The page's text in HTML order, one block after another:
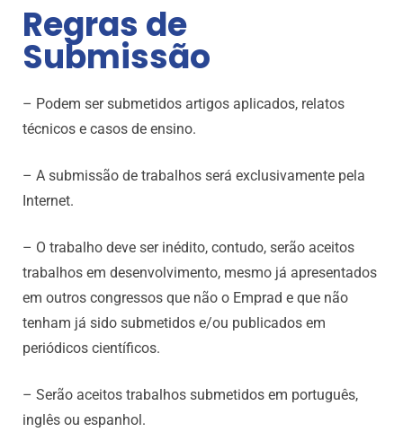
Regras de
Submissão
– Podem ser submetidos artigos aplicados, relatos
técnicos e casos de ensino.
– A submissão de trabalhos será exclusivamente pela
Internet.
– O trabalho deve ser inédito, contudo, serão aceitos
trabalhos em desenvolvimento, mesmo já apresentados
em outros congressos que não o Emprad e que não
tenham já sido submetidos e/ou publicados em
periódicos científicos.
– Serão aceitos trabalhos submetidos em português,
inglês ou espanhol.